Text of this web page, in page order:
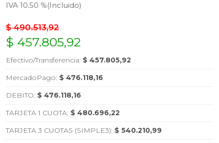
IVA 10.50 %(Incluido)
$ 490.513,92
$ 457.805,92
Efectivo/Transferencia: $ 457.805,92
MercadoPago: $ 476.118,16
DEBITO: $ 476.118,16
TARJETA 1 CUOTA: $ 480.696,22
TARJETA 3 CUOTAS (SIMPLE3): $ 540.210,99